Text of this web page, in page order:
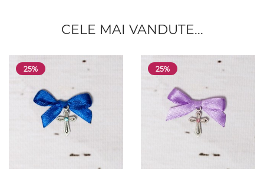
CELE MAI VANDUTE...
25% 25%